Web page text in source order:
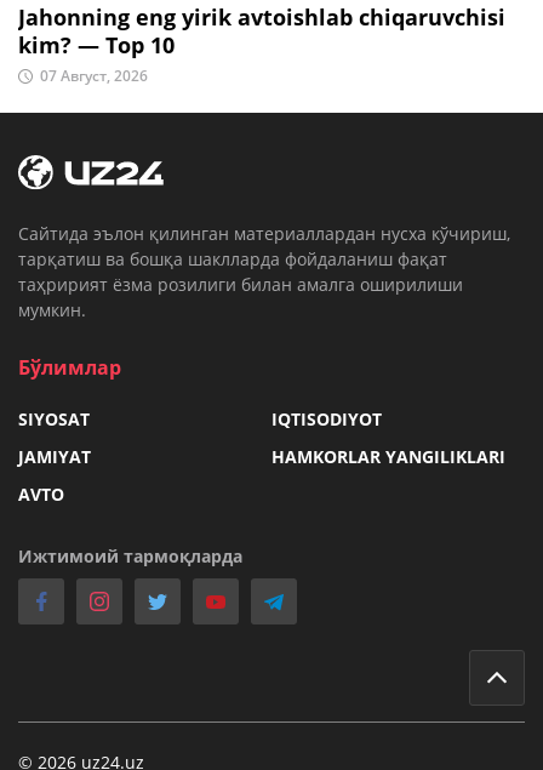
Jahonning eng yirik avtoishlab chiqaruvchisi
kim? — Top 10
07 Август, 2026
Cайтида эълон қилинган материаллардан нусха кўчириш,
тарқатиш ва бошқа шаклларда фойдаланиш фақат
таҳририят ёзма розилиги билан амалга оширилиши
мумкин.
Бўлимлар
SIYOSAT
IQTISODIYOT
JAMIYAT
HAMKORLAR YANGILIKLARI
AVTO
Ижтимоий тармоқларда
© 2026 uz24.uz